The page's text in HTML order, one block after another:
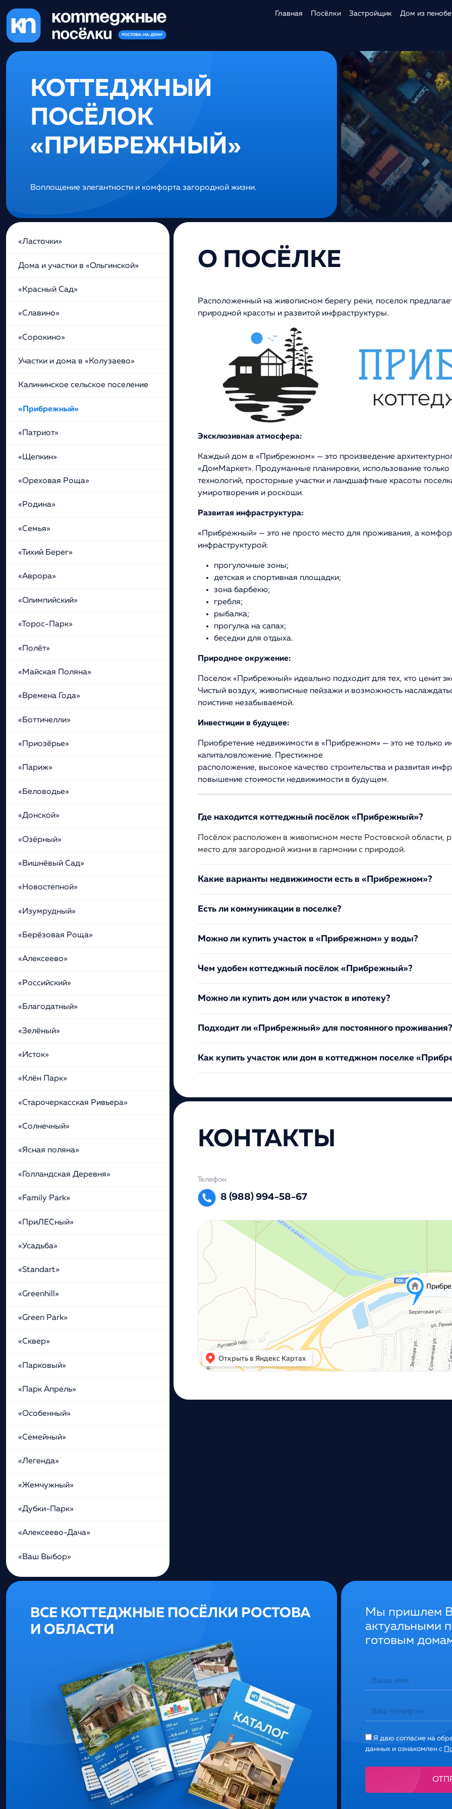
Главная Посёлки Застройщик Дом из
КОТТЕДЖНЫЙ
ПОСЁЛОК
«ПРИБРЕЖНЫЙ»
Воплощение элегантности и комфорта загородной жизни.
«Ласточки»
Дома и участки в «Ольгинской»
«Красный Сад»
«Славино»
«Сорокино»
Участки и дома в «Колузаево»
Калининское сельское поселение
«Прибрежный»
«Патриот»
«Щепкин»
«Ореховая Роща»
«Родина»
«Семья»
«Тихий Берег»
«Аврора»
«Олимпийский»
«Торос-Парк»
«Полёт»
«Майская Поляна»
«Времена Года»
«Боттичелли»
«Приозёрье»
«Париж»
«Беловодье»
«Донской»
«Озёрный»
«Вишнёвый Сад»
«Новостепной»
«Изумрудный»
«Берёзовая Роща»
«Алексеево»
«Российский»
«Благодатный»
«Зелёный»
«Исток»
«Клён Парк»
«Старочеркасская Ривьера»
«Солнечный»
«Ясная поляна»
«Голландская Деревня»
«Family Park»
«ПриЛЕСный»
«Усадьба»
«Standart»
«Greenhill»
«Green Park»
«Сквер»
«Парковый»
«Парк Апрель»
«Особенный»
«Семейный»
«Легенда»
«Жемчужный»
«Дубки-Парк»
«Алексеево-Дача»
«Ваш Выбор»
О ПОСЁЛКЕ
Расположенный на живописном берегу реки, поселок
природной красоты и развитой инфраструктуры.
Эксклюзивная атмосфера:
Каждый дом в «Прибрежном» — это произведение
«ДомМаркет». Продуманные планировки, использование
технологий, просторные участки и ландшафтные красоты
умиротворения и роскоши.
Развитая инфраструктура:
«Прибрежный» — это не просто место для проживания, а
инфраструктурой:
прогулочные зоны;
детская и спортивная площадки;
зона барбекю;
гребля;
рыбалка;
прогулка на сапах;
беседки для отдыха.
Природное окружение:
Поселок «Прибрежный» идеально подходит для тех, кто ценит
Чистый воздух, живописные пейзажи и возможность
поистине незабываемой.
Инвестиции в будущее:
Приобретение недвижимости в «Прибрежном» — это не только
капиталовложение. Престижное
расположение, высокое качество строительства и развитая
повышение стоимости недвижимости в будущем.
Где находится коттеджный посёлок «Прибрежный»?
Посёлок расположен в живописном месте Ростовской
место для загородной жизни в гармонии с природой.
Какие варианты недвижимости есть в «Прибрежном»?
Есть ли коммуникации в поселке?
Можно ли купить участок в «Прибрежном» у воды?
Чем удобен коттеджный посёлок «Прибрежный»?
Можно ли купить дом или участок в ипотеку?
Подходит ли «Прибрежный» для постоянного проживания?
Как купить участок или дом в коттеджном поселке
КОНТАКТЫ
Телефон:
8 (988) 994-58-67
ВСЕ КОТТЕДЖНЫЕ ПОСЁЛКИ РОСТОВА
И ОБЛАСТИ
Мы пришлем
актуальными
готовым
Я даю согласие на
данных и ознакомлен с